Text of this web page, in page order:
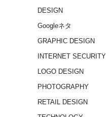
DESIGN
Googleネタ
GRAPHIC DESIGN
INTERNET SECURITY
LOGO DESIGN
PHOTOGRAPHY
RETAIL DESIGN